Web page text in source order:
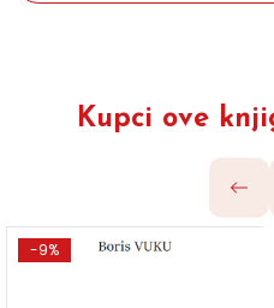
Kupci ove
-9%